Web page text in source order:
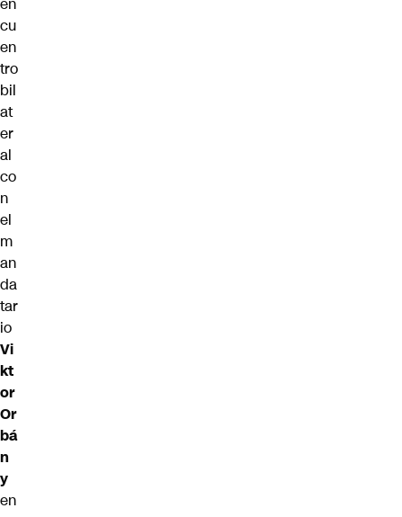
cu
en
tro
bil
at
er
al
co
n
el
m
an
da
tar
io
Vi
kt
or
Or
bá
n
y
en